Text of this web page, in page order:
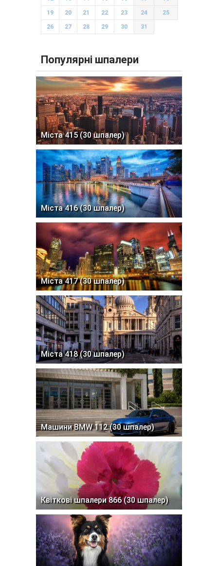
19 20 21 22 23 24 25
26 27 28 29 30 31
Популярні шпалери
Міста 415 (30 шпалер)
Міста 416 (30 шпалер)
Міста 417 (30 шпалер)
Міста 418 (30 шпалер)
Машини BMW 112 (30 шпалер)
Квіткові шпалери 866 (30 шпалер)